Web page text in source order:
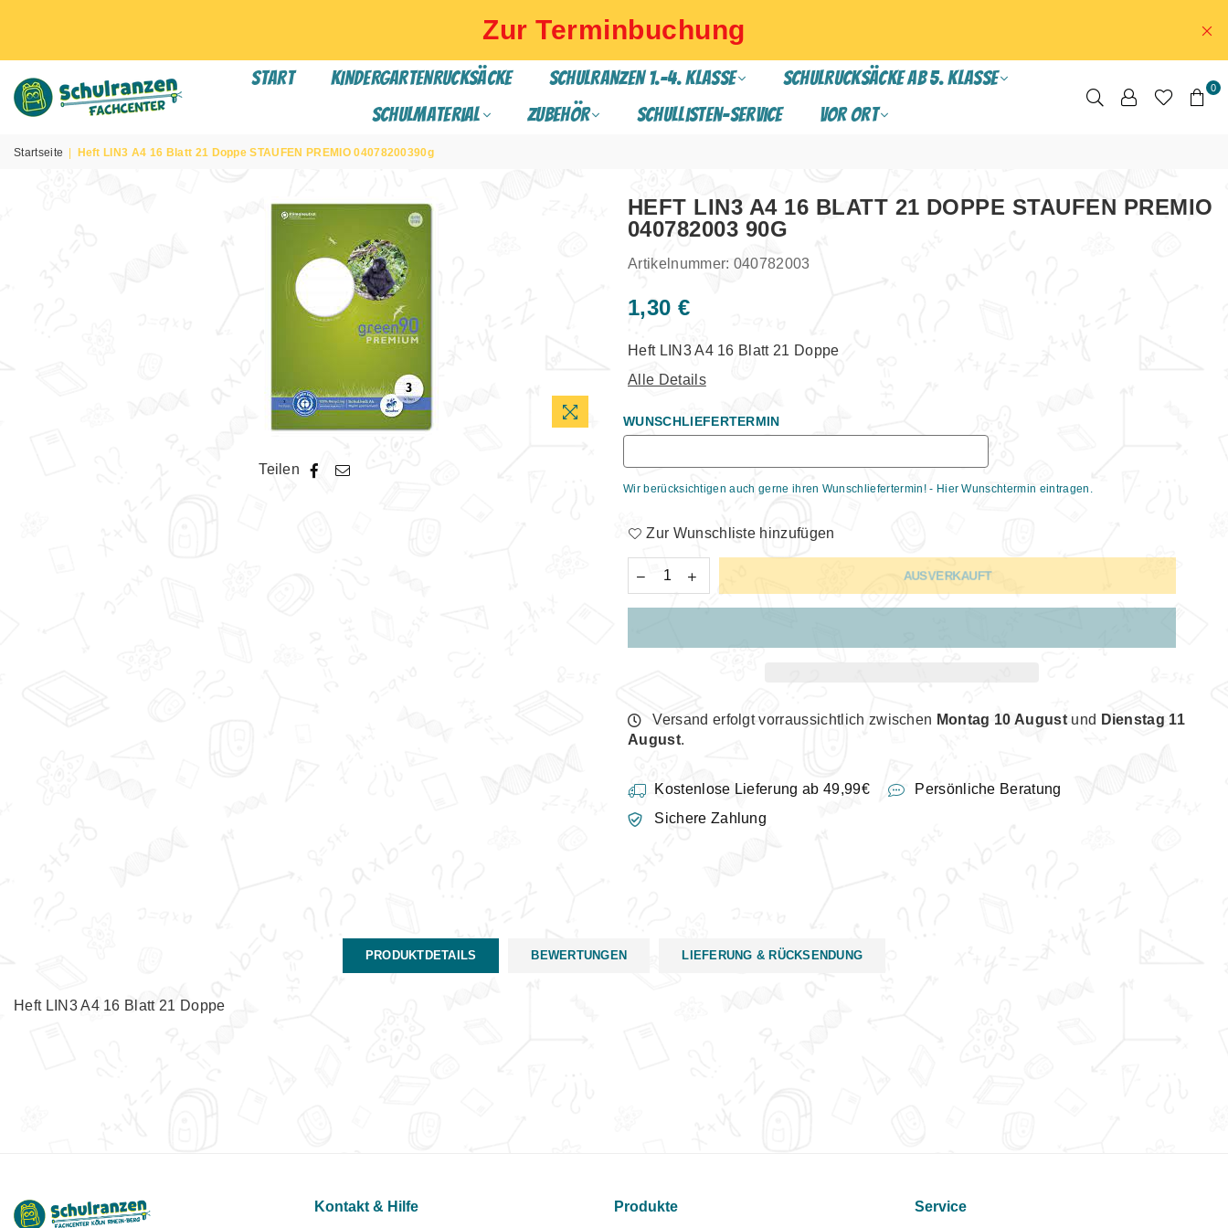
Zur Terminbuchung
FACHCENTER
START KINDERGARTENRUCKSÄCKE SCHULRANZEN 1.-4. Klasse
SCHULRUCKSÄCKE ab 5. Klasse
Schulmaterial
ZUBEHÖR Schullisten-Service VOR ORT
0
Startseite Heft LIN3 A4 16 Blatt 21 Doppe STAUFEN PREMIO 04078200390g
Teilen
HEFT LIN3 A4 16 BLATT 21 DOPPE STAUFEN PREMIO
040782003 90G
Artikelnummer: 040782003
Normaler
1,30 €
Heft LIN3 A4 16 Blatt 21 Doppe
Alle Details
WUNSCHLIEFERTERMIN
Wir berücksichtigen auch gerne ihren Wunschliefertermin! - Hier Wunschtermin eintragen.
Zur Wunschliste hinzufügen
AUSVERKAUFT
Versand erfolgt vorraussichtlich zwischen Montag 10 Augustund Dienstag 11
August.
Kostenlose Lieferung ab 49,99€
Persönliche Beratung
Sichere Zahlung
PRODUKTDETAILS BEWERTUNGEN LIEFERUNG & RÜCKSENDUNG
Heft LIN3 A4 16 Blatt 21 Doppe
Kontakt & Hilfe Produkte Service